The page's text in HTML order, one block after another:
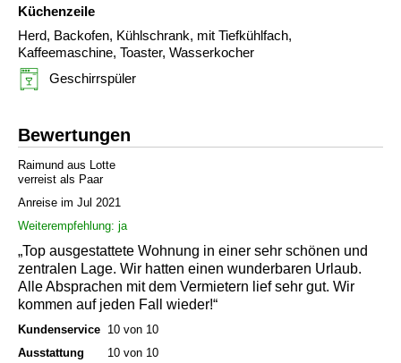
Küchenzeile
Herd, Backofen, Kühlschrank, mit Tiefkühlfach,
Kaffeemaschine, Toaster, Wasserkocher
Geschirrspüler
Bewertungen
Raimund aus Lotte
verreist als Paar
Anreise im Jul 2021
Weiterempfehlung: ja
„Top ausgestattete Wohnung in einer sehr schönen und
zentralen Lage. Wir hatten einen wunderbaren Urlaub.
Alle Absprachen mit dem Vermietern lief sehr gut. Wir
kommen auf jeden Fall wieder!“
Kundenservice 10 von 10
Ausstattung
10 von 10